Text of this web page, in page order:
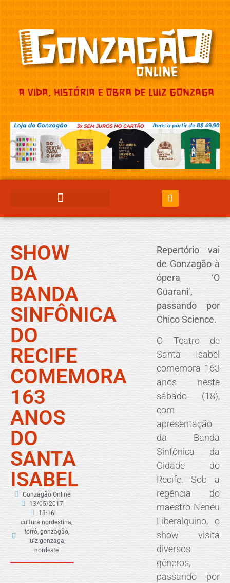
SHOW
DA
BANDA
SINFÔNICA
DO
RECIFE
COMEMORA
163
ANOS
DO
SANTA
ISABEL
Gonzagão Online
13/05/2017
13:16
cultura nordestina,
forró, gonzagão,
luiz gonzaga,
nordeste
Repertório vai
de Gonzagão à
ópera ‘O
Guarani’,
passando por
Chico Science.
O Teatro de
Santa Isabel
comemora 163
anos neste
sábado (18),
com
apresentação
da Banda
Sinfônica da
Cidade do
Recife. Sob a
regência do
maestro Nenéu
Liberalquino, o
show visita
diversos
gêneros,
passando por